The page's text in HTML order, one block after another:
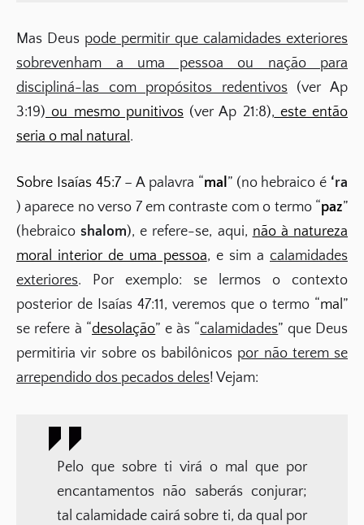
Mas Deus pode permitir que calamidades exteriores
sobrevenham a uma pessoa ou nação para
discipliná-las com propósitos redentivos(ver Ap
3:19) ou mesmo punitivos(ver Ap 21:8), este então
seria o mal natural.
Sobre Isaías 45:7– A palavra “mal” (no hebraico é ‘ra
) aparece no verso 7 em contraste com o termo “paz”
(hebraicoshalom), e refere-se, aqui, não à natureza
moral interior de uma pessoa, e sim a calamidades
exteriores. Por exemplo: se lermos o contexto
posterior de Isaías 47:11, veremos que o termo “mal”
se refere à “desolação” e às “calamidades” que Deus
permitiria vir sobre os babilônicos por não terem se
arrependido dos pecados deles! Vejam:
Pelo que sobre ti virá o mal que por
encantamentos não saberás conjurar;
tal calamidade cairá sobre ti, da qual por